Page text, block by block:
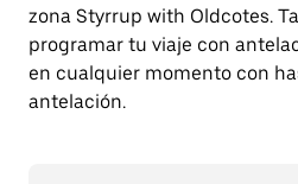
zona Styrrup with Oldcotes.
programar tu viaje con
en cualquier momento con
antelación.